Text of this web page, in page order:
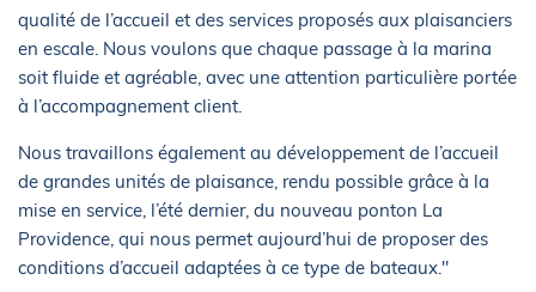
qualité de l’accueil et des services proposés aux plaisanciers
en escale. Nous voulons que chaque passage à la marina
soit fluide et agréable, avec une attention particulière portée
à l’accompagnement client.
Nous travaillons également au développement de l’accueil
de grandes unités de plaisance, rendu possible grâce à la
mise en service, l’été dernier, du nouveau ponton La
Providence, qui nous permet aujourd’hui de proposer des
conditions d’accueil adaptées à ce type de bateaux."